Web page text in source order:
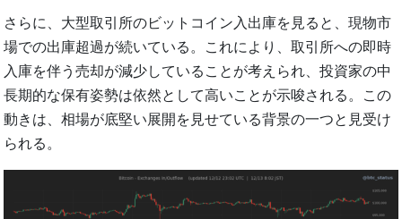
さらに、大型取引所のビットコイン入出庫を見ると、現物市
場での出庫超過が続いている。これにより、取引所への即時
入庫を伴う売却が減少していることが考えられ、投資家の中
長期的な保有姿勢は依然として高いことが示唆される。この
動きは、相場が底堅い展開を見せている背景の一つと見受け
られる。